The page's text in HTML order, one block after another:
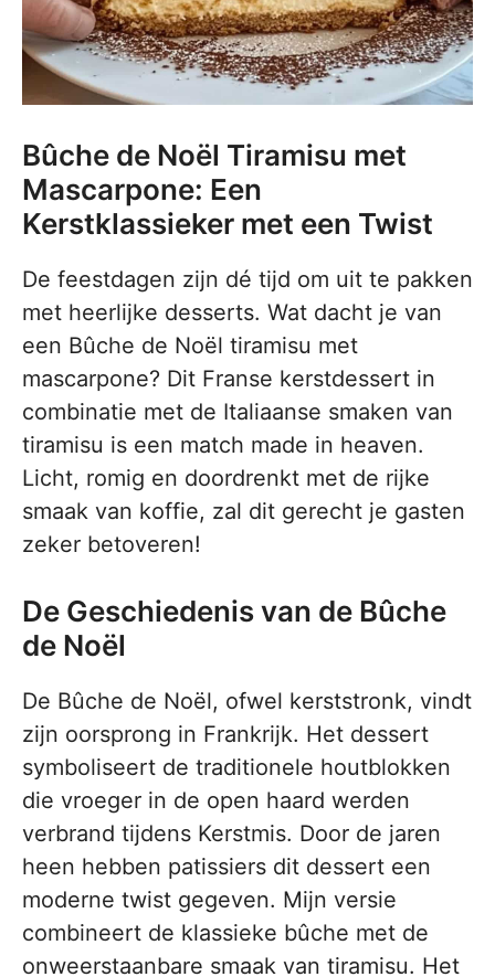
Bûche de Noël Tiramisu met
Mascarpone: Een
Kerstklassieker met een Twist
De feestdagen zijn dé tijd om uit te pakken
met heerlijke desserts. Wat dacht je van
een Bûche de Noël tiramisu met
mascarpone? Dit Franse kerstdessert in
combinatie met de Italiaanse smaken van
tiramisu is een match made in heaven.
Licht, romig en doordrenkt met de rijke
smaak van koffie, zal dit gerecht je gasten
zeker betoveren!
De Geschiedenis van de Bûche
de Noël
De Bûche de Noël, ofwel kerststronk, vindt
zijn oorsprong in Frankrijk. Het dessert
symboliseert de traditionele houtblokken
die vroeger in de open haard werden
verbrand tijdens Kerstmis. Door de jaren
heen hebben patissiers dit dessert een
moderne twist gegeven. Mijn versie
combineert de klassieke bûche met de
onweerstaanbare smaak van tiramisu. Het